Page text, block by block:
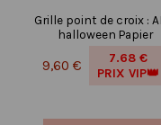
Grille point de croix :
halloween Papier
9,60 €
7.68 €
PRIX VIP👑